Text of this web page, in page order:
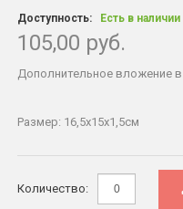
Доступность: Есть в наличии
105,00 руб.
Дополнительное вложение
Размер: 16,5х15х1,5см
Количество: